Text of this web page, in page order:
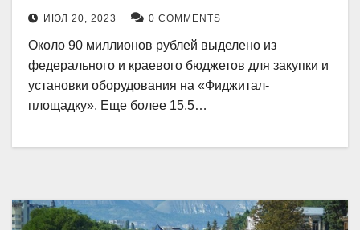
ИЮЛ 20, 2023 0 COMMENTS
Около 90 миллионов рублей выделено из
федерального и краевого бюджетов для закупки и
установки оборудования на «Фиджитал-
площадку». Еще более 15,5…